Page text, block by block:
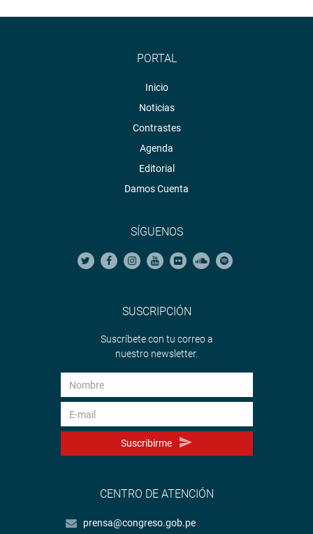
PORTAL
Inicio
Noticias
Contrastes
Agenda
Editorial
Damos Cuenta
SÍGUENOS
SUSCRIPCIÓN
Suscríbete con tu correo a
nuestro newsletter.
Suscribirme
CENTRO DE ATENCIÓN
prensa@congreso.gob.pe